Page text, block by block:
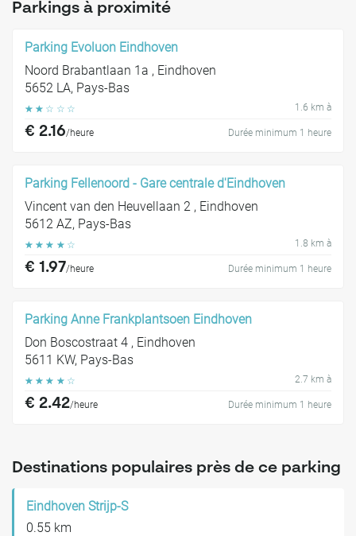
Parkings à proximité
Parking Evoluon Eindhoven
Noord Brabantlaan 1a , Eindhoven
5652 LA, Pays-Bas
☆ ☆ ☆ ☆ ☆ 1.6 km à
€ 2.16/heure Durée minimum 1 heure
Parking Fellenoord - Gare centrale d'Eindhoven
Vincent van den Heuvellaan 2 , Eindhoven
5612 AZ, Pays-Bas
☆ ☆ ☆ ☆ ☆ 1.8 km à
€ 1.97/heure Durée minimum 1 heure
Parking Anne Frankplantsoen Eindhoven
Don Boscostraat 4 , Eindhoven
5611 KW, Pays-Bas
☆ ☆ ☆ ☆ ☆ 2.7 km à
€ 2.42/heure Durée minimum 1 heure
Destinations populaires près de ce parking
Eindhoven Strijp-S
0.55 km